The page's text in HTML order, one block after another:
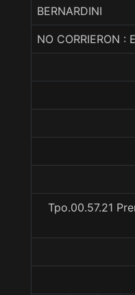
BERNARDINI
NO CORRIERON :
Tpo.00.57.21